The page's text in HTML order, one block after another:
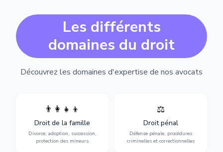
Les différents
domaines du droit
Découvrez les domaines d'expertise de nos avocats
👨‍👩‍👧‍👦
Droit de la famille
Divorce, adoption, succession,
protection des mineurs
Divorce, garde d'enfants,
adoption, succession et
protection des personnes
vulnérables.
⚖️
Droit pénal
Défense pénale, procédures
criminelles et correctionnelles
Expertise en matière pénale,
vue jusqu'au procès, pour
toute affaire correctionnelle
ou criminelle.